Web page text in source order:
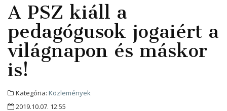
A PSZ kiáll a
pedagógusok jogaiért a
világnapon és máskor
is!
Kategória: Közlemények
2019.10.07. 12:55